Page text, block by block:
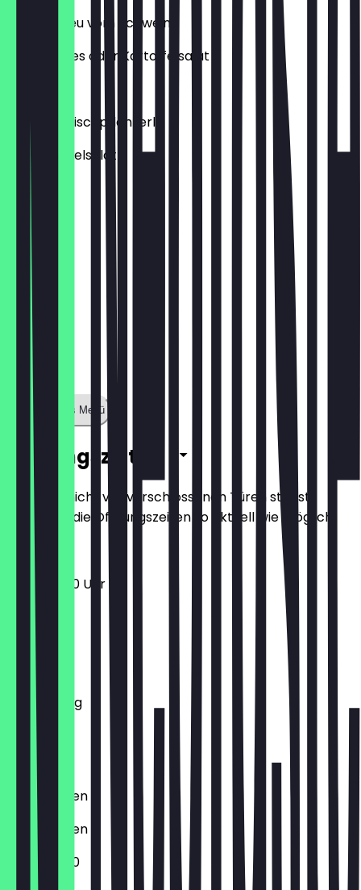
Cordon Bleu vom Schwein
Mit Pommes oder Kartoffelsalat
2 Stück Fleischpflanzerl
Mit Kartoffelsalat
€ 8,90
Zeige ganzes Menü
Öffnungszeiten
Damit du nicht vor verschlossenen Türen stehst,
halten wir die Öffnungszeiten so aktuell wie möglich.
16:00 - 21:30 Uhr
Montag
Dienstag
Mittwoch
Donnerstag
Freitag
Samstag
Sonntag
Geschlossen
Geschlossen
16:00 - 21:30